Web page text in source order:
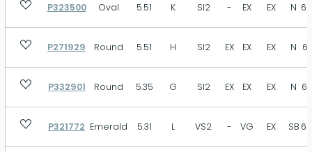
P323500 Oval 5.51 K SI2 - EX EX N
P271929 Round 5.51 H SI2 EX EX EX N
P332901 Round 5.35 G SI2 EX EX EX N
P321772 Emerald 5.31 L VS2 - VG EX SB